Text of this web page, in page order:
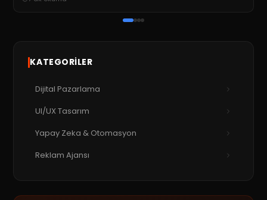
KATEGORILER
Dijital Pazarlama
UI/UX Tasarım
Yapay Zeka & Otomasyon
Reklam Ajansı